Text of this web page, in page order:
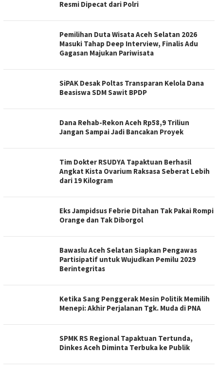
Resmi Dipecat dari Polri
Pemilihan Duta Wisata Aceh Selatan 2026
Masuki Tahap Deep Interview, Finalis Adu
Gagasan Majukan Pariwisata
SiPAK Desak Poltas Transparan Kelola Dana
Beasiswa SDM Sawit BPDP
Dana Rehab-Rekon Aceh Rp58,9 Triliun
Jangan Sampai Jadi Bancakan Proyek
Tim Dokter RSUDYA Tapaktuan Berhasil
Angkat Kista Ovarium Raksasa Seberat Lebih
dari 19 Kilogram
Eks Jampidsus Febrie Ditahan Tak Pakai Rompi
Orange dan Tak Diborgol
Bawaslu Aceh Selatan Siapkan Pengawas
Partisipatif untuk Wujudkan Pemilu 2029
Berintegritas
Ketika Sang Penggerak Mesin Politik Memilih
Menepi: Akhir Perjalanan Tgk. Muda di PNA
SPMK RS Regional Tapaktuan Tertunda,
Dinkes Aceh Diminta Terbuka ke Publik